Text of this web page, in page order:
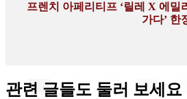
프렌치 아페리티프 ‘릴레 X 에밀
가다’ 한
관련 글들도 둘러 보세요